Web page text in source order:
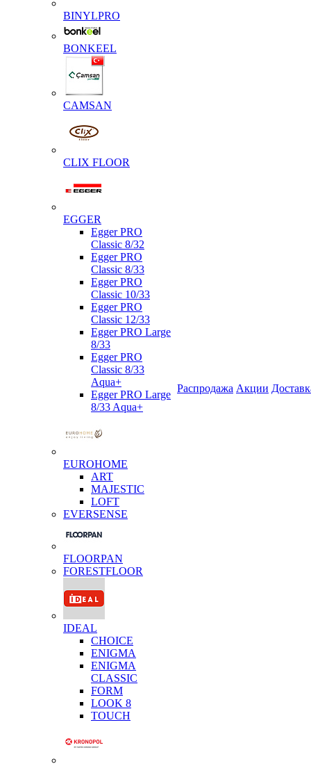
BINYLPRO
BONKEEL
CAMSAN
CLIX FLOOR
EGGER
Egger PRO
Classic 8/32
Egger PRO
Classic 8/33
Egger PRO
Classic 10/33
Egger PRO
Classic 12/33
Egger PRO Large
8/33
Egger PRO
Classic 8/33
Aqua+
Egger PRO Large
8/33 Aqua+
EUROHOME
ART
MAJESTIC
LOFT
EVERSENSE
FLOORPAN
FORESTFLOOR
IDEAL
CHOICE
ENIGMA
ENIGMA
CLASSIC
FORM
LOOK 8
TOUCH
Распродажа Акции